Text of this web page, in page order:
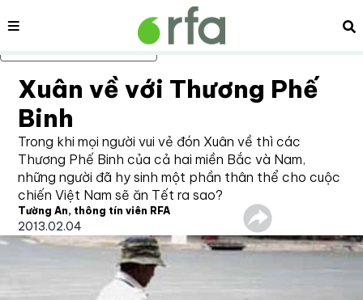
Bỏ qua nội dung chính
Nội dung
Xuân về với Thương Phế
Binh
Trong khi mọi người vui vẻ đón Xuân về thì các
Thương Phế Binh của cả hai miền Bắc và Nam,
những người đã hy sinh một phần thân thể cho cuộc
chiến Việt Nam sẽ ăn Tết ra sao?
Tường An, thông tín viên RFA
2013.02.04